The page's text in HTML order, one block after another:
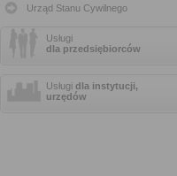
Urząd Stanu Cywilnego
Usługi
dla przedsiębiorców
Usługi dla instytucji,
urzędów